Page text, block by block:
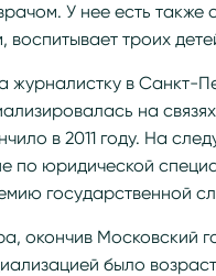
У нее есть также
троих
в Санкт-
на
в 2011 году. На
по юридической
государственной
окончив Московский
было